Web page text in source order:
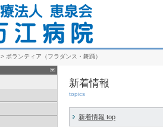
> ボランティア（フラダンス・舞踊）
新着情報
topics
新着情報 top